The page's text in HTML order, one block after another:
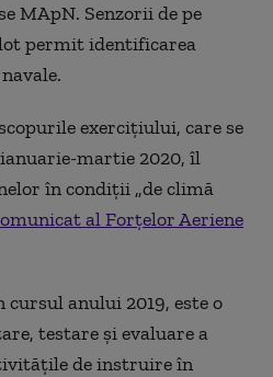
MApN. Senzorii de pe
permit identificarea
exercițiului, care se
martie 2020, îl
în condiții „de climă
al Forțelor Aeriene
anului 2019, este o
testare și evaluare a
de instruire în